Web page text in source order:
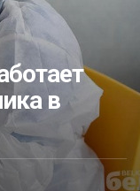
в